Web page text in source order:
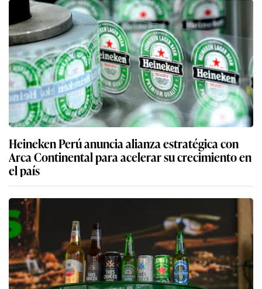
Heineken Perú anuncia alianza estratégica con
Arca Continental para acelerar su crecimiento en
el país